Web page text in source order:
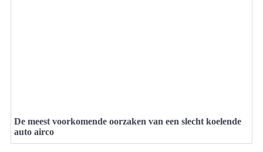
De meest voorkomende oorzaken van een slecht koelende
auto airco